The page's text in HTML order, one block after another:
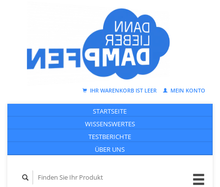
IHR WARENKORB IST LEER MEIN KONTO
STARTSEITE
WISSENSWERTES
TESTBERICHTE
ÜBER UNS